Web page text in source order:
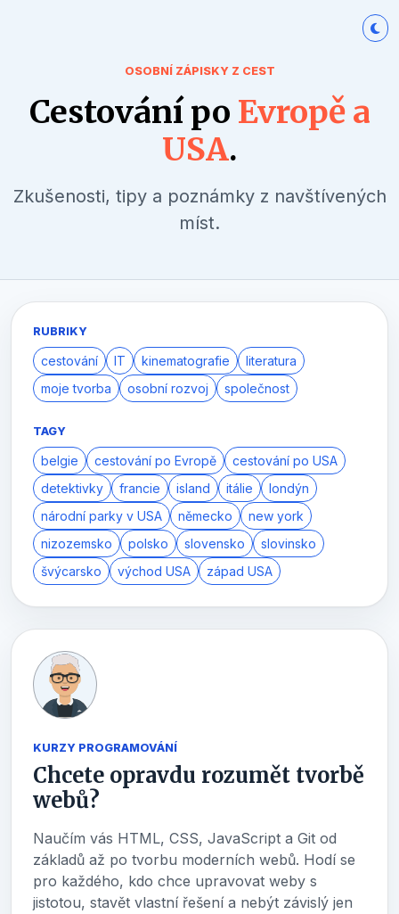
OSOBNÍ ZÁPISKY Z CEST
Cestování po Evropě a
USA.
Zkušenosti, tipy a poznámky z navštívených
míst.
RUBRIKY
cestování IT kinematografie
literatura
moje tvorba
osobní rozvoj společnost
TAGY
belgie cestování po Evropě
cestování po USA
detektivky
francie island itálie
londýn
národní parky v USA
německo
new york
nizozemsko
polsko slovensko
slovinsko
švýcarsko
východ USA západ USA
KURZY PROGRAMOVÁNÍ
Chcete opravdu rozumět tvorbě
webů?
Naučím vás HTML, CSS, JavaScript a Git od
základů až po tvorbu moderních webů. Hodí se
pro každého, kdo chce upravovat weby s
jistotou, stavět vlastní řešení a nebýt závislý jen